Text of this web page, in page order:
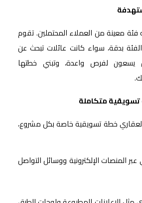
معينة من العملاء المحتملين. تقوم
بدقة، سواء كانت عائلات تبحث عن
يسعون لفرص واعدة، وتبني خطتها
خطة تسويقية خاصة بكل مشروع،
المنصات الإلكترونية ووسائل التواصل